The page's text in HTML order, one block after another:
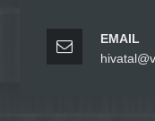
EMAIL